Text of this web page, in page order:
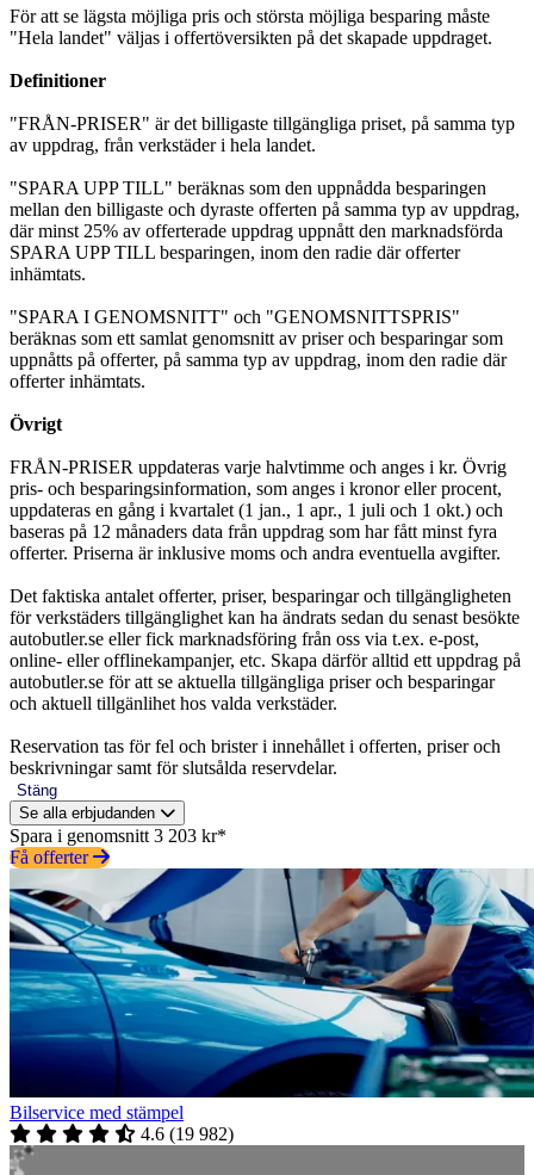
För att se lägsta möjliga pris och största möjliga besparing måste
"Hela landet" väljas i offertöversikten på det skapade uppdraget.
Definitioner
"FRÅN-PRISER" är det billigaste tillgängliga priset, på samma typ
av uppdrag, från verkstäder i hela landet.
"SPARA UPP TILL" beräknas som den uppnådda besparingen
mellan den billigaste och dyraste offerten på samma typ av uppdrag,
där minst 25% av offerterade uppdrag uppnått den marknadsförda
SPARA UPP TILL besparingen, inom den radie där offerter
inhämtats.
"SPARA I GENOMSNITT" och "GENOMSNITTSPRIS"
beräknas som ett samlat genomsnitt av priser och besparingar som
uppnåtts på offerter, på samma typ av uppdrag, inom den radie där
offerter inhämtats.
Övrigt
FRÅN-PRISER uppdateras varje halvtimme och anges i kr. Övrig
pris- och besparingsinformation, som anges i kronor eller procent,
uppdateras en gång i kvartalet (1 jan., 1 apr., 1 juli och 1 okt.) och
baseras på 12 månaders data från uppdrag som har fått minst fyra
offerter. Priserna är inklusive moms och andra eventuella avgifter.
Det faktiska antalet offerter, priser, besparingar och tillgängligheten
för verkstäders tillgänglighet kan ha ändrats sedan du senast besökte
autobutler.se eller fick marknadsföring från oss via t.ex. e-post,
online- eller offlinekampanjer, etc. Skapa därför alltid ett uppdrag på
autobutler.se för att se aktuella tillgängliga priser och besparingar
och aktuell tillgänlihet hos valda verkstäder.
Reservation tas för fel och brister i innehållet i offerten, priser och
beskrivningar samt för slutsålda reservdelar.
Stäng
Se alla erbjudanden
Spara i genomsnitt 3 203 kr*
Få offerter
Bilservice med stämpel
4.6 (19 982)